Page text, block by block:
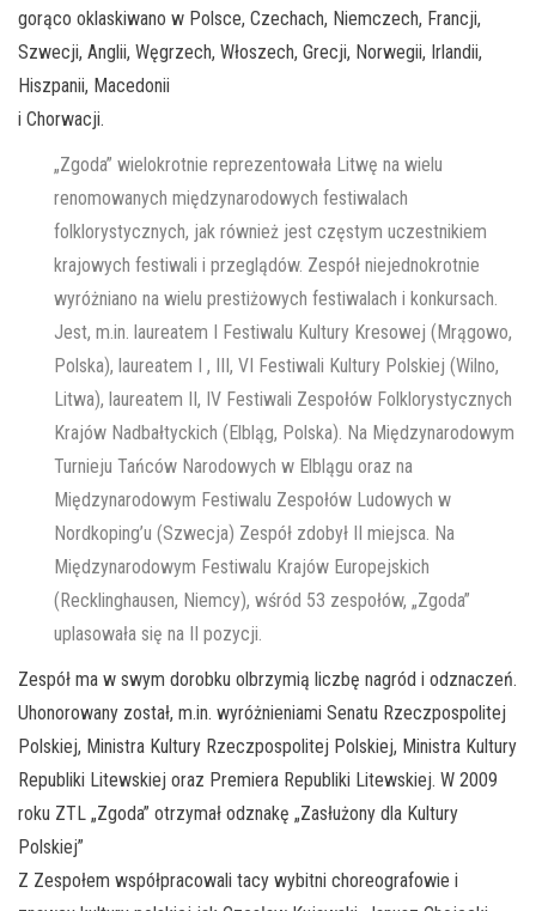
gorąco oklaskiwano w Polsce, Czechach, Niemczech, Francji,
Szwecji, Anglii, Węgrzech, Włoszech, Grecji, Norwegii, Irlandii,
Hiszpanii, Macedonii
i Chorwacji.
„Zgoda” wielokrotnie reprezentowała Litwę na wielu
renomowanych międzynarodowych festiwalach
folklorystycznych, jak również jest częstym uczestnikiem
krajowych festiwali i przeglądów. Zespół niejednokrotnie
wyróżniano na wielu prestiżowych festiwalach i konkursach.
Jest, m.in. laureatem I Festiwalu Kultury Kresowej (Mrągowo,
Polska), laureatem I , III, VI Festiwali Kultury Polskiej (Wilno,
Litwa), laureatem II, IV Festiwali Zespołów Folklorystycznych
Krajów Nadbałtyckich (Elbląg, Polska). Na Międzynarodowym
Turnieju Tańców Narodowych w Elblągu oraz na
Międzynarodowym Festiwalu Zespołów Ludowych w
Nordkoping’u (Szwecja) Zespół zdobył II miejsca. Na
Międzynarodowym Festiwalu Krajów Europejskich
(Recklinghausen, Niemcy), wśród 53 zespołów, „Zgoda”
uplasowała się na II pozycji.
Zespół ma w swym dorobku olbrzymią liczbę nagród i odznaczeń.
Uhonorowany został, m.in. wyróżnieniami Senatu Rzeczpospolitej
Polskiej, Ministra Kultury Rzeczpospolitej Polskiej, Ministra Kultury
Republiki Litewskiej oraz Premiera Republiki Litewskiej. W 2009
roku ZTL „Zgoda” otrzymał odznakę „Zasłużony dla Kultury
Polskiej”
Z Zespołem współpracowali tacy wybitni choreografowie i